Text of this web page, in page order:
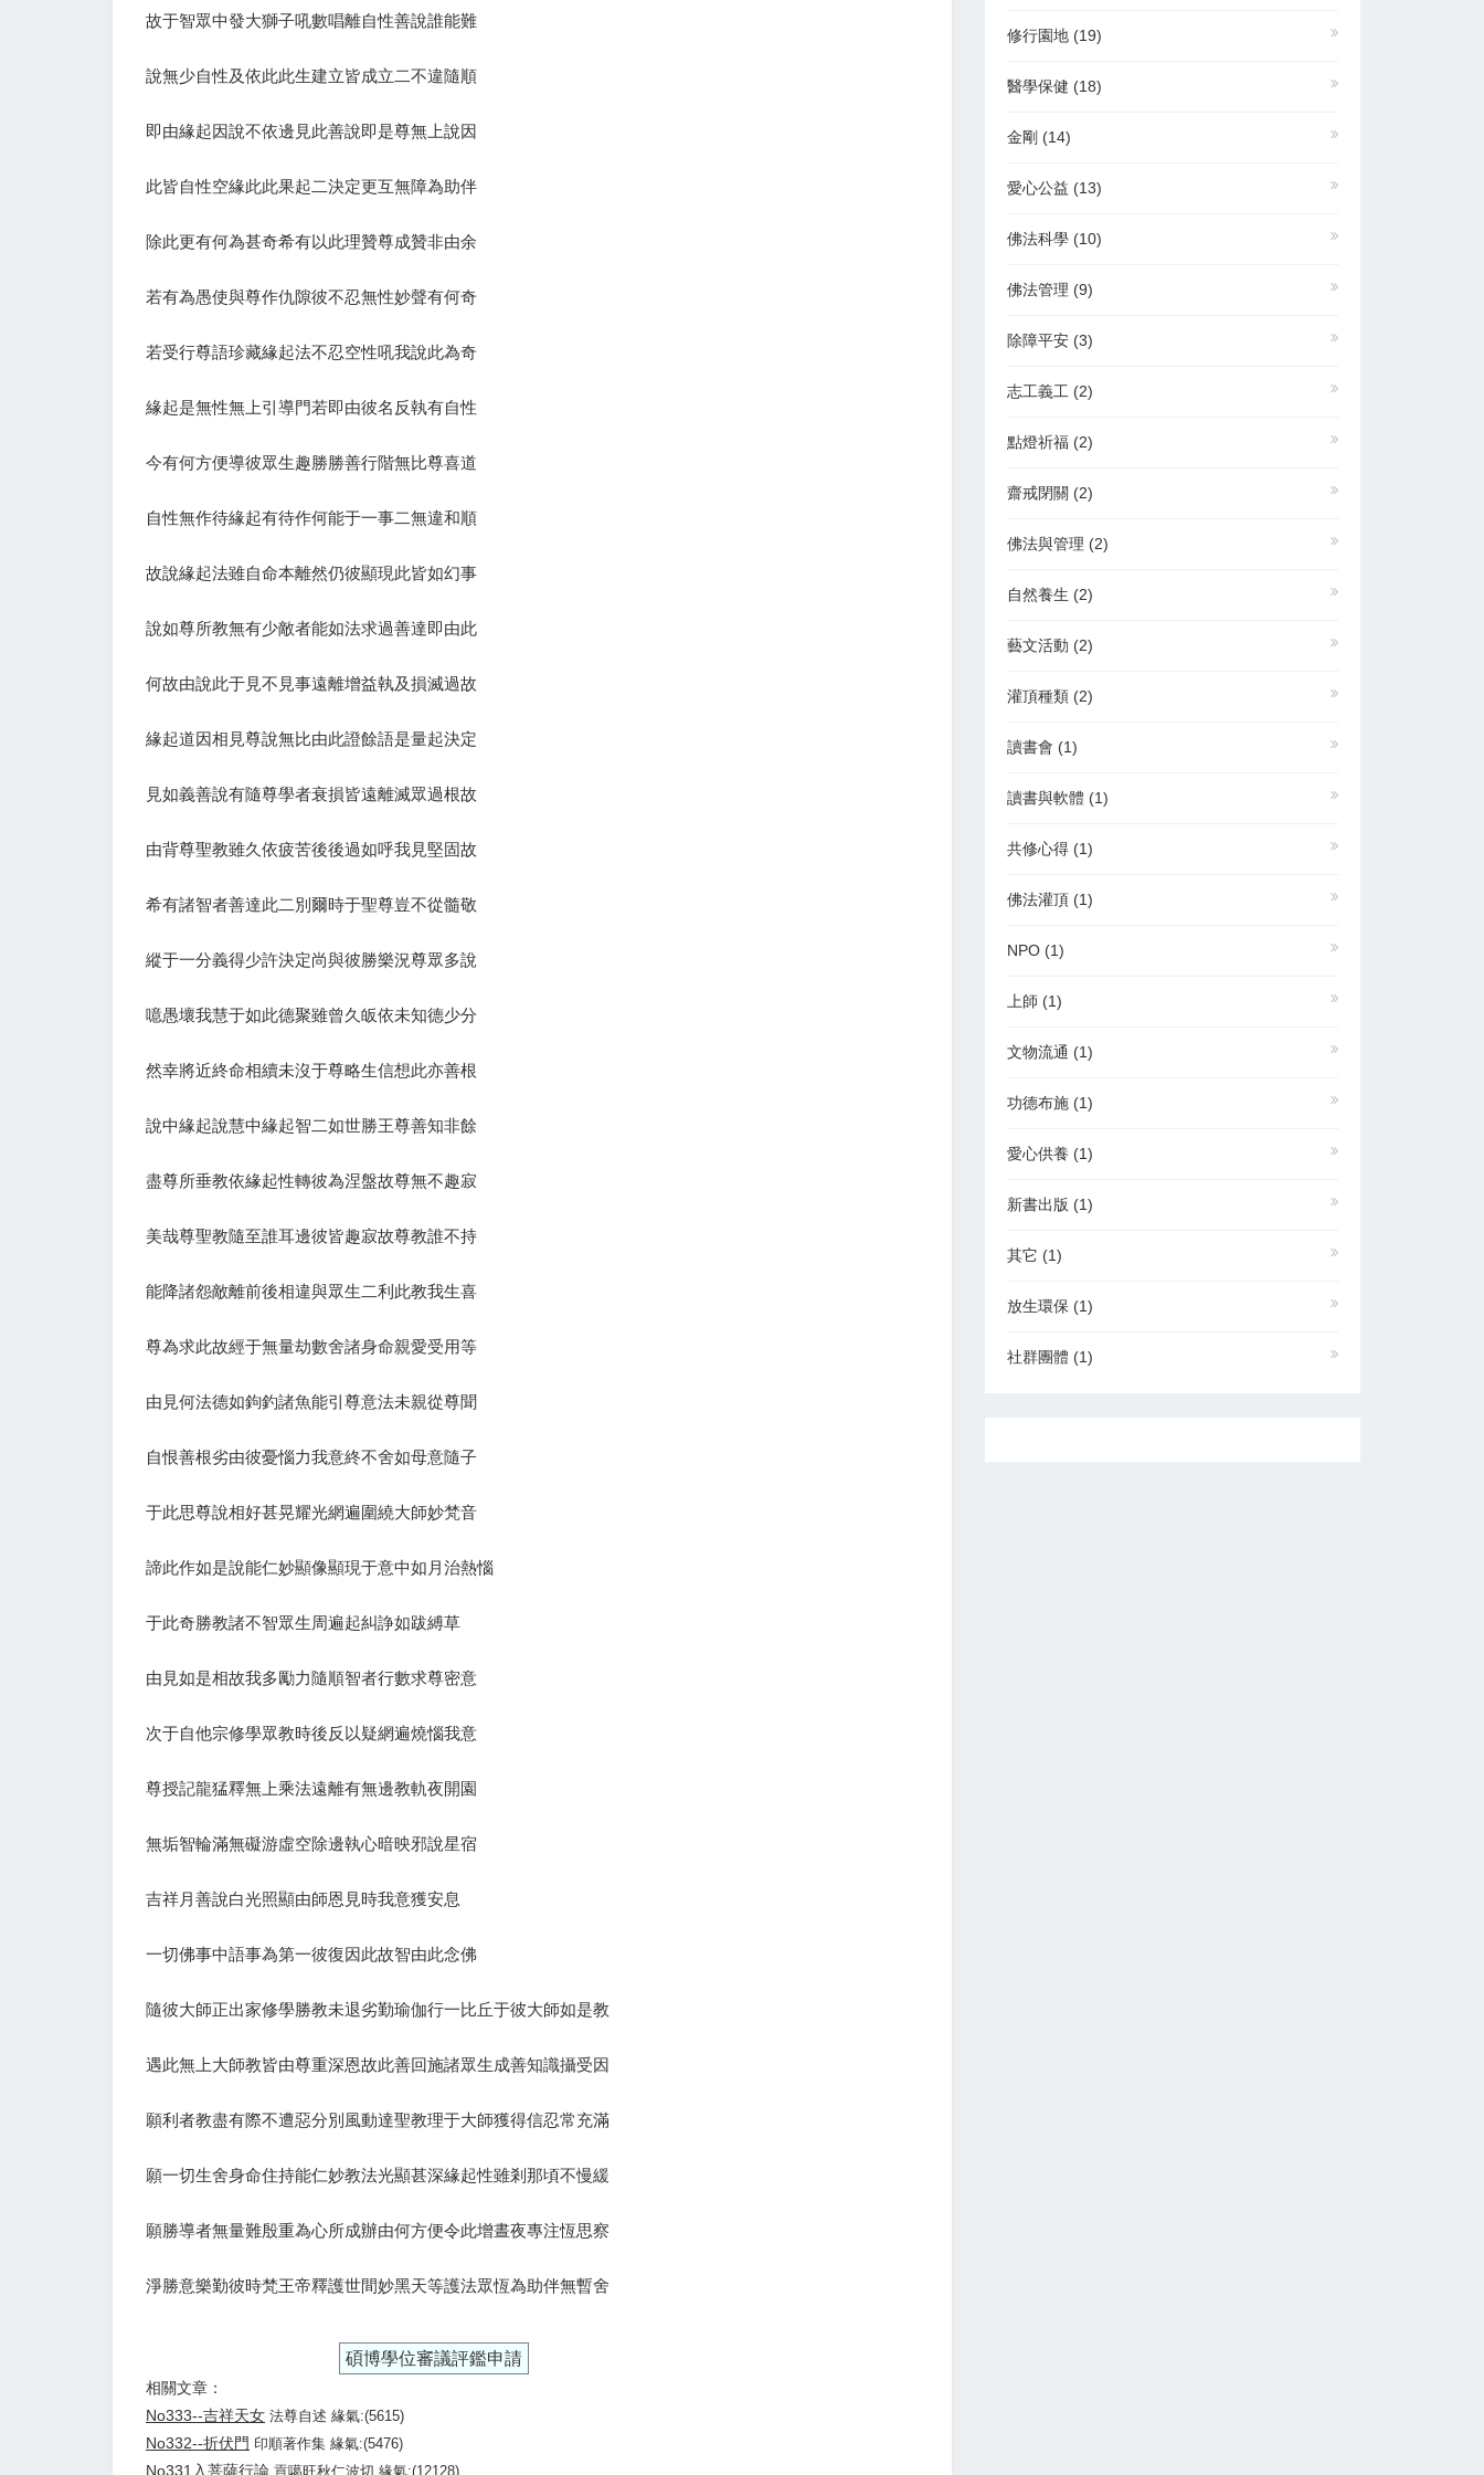
故于智眾中發大獅子吼數唱離自性善說誰能難
說無少自性及依此此生建立皆成立二不違隨順
即由緣起因說不依邊見此善說即是尊無上說因
此皆自性空緣此此果起二決定更互無障為助伴
除此更有何為甚奇希有以此理贊尊成贊非由余
若有為愚使與尊作仇隙彼不忍無性妙聲有何奇
若受行尊語珍藏緣起法不忍空性吼我說此為奇
緣起是無性無上引導門若即由彼名反執有自性
今有何方便導彼眾生趣勝勝善行階無比尊喜道
自性無作待緣起有待作何能于一事二無違和順
故說緣起法雖自命本離然仍彼顯現此皆如幻事
說如尊所教無有少敵者能如法求過善達即由此
何故由說此于見不見事遠離增益執及損滅過故
緣起道因相見尊說無比由此證餘語是量起決定
見如義善說有隨尊學者衰損皆遠離滅眾過根故
由背尊聖教雖久依疲苦後後過如呼我見堅固故
希有諸智者善達此二別爾時于聖尊豈不從髓敬
縱于一分義得少許決定尚與彼勝樂況尊眾多說
噫愚壞我慧于如此德聚雖曾久皈依未知德少分
然幸將近終命相續未沒于尊略生信想此亦善根
說中緣起說慧中緣起智二如世勝王尊善知非餘
盡尊所垂教依緣起性轉彼為涅盤故尊無不趣寂
美哉尊聖教隨至誰耳邊彼皆趣寂故尊教誰不持
能降諸怨敵離前後相違與眾生二利此教我生喜
尊為求此故經于無量劫數舍諸身命親愛受用等
由見何法德如鉤釣諸魚能引尊意法未親從尊聞
自恨善根劣由彼憂惱力我意終不舍如母意隨子
于此思尊說相好甚晃耀光網遍圍繞大師妙梵音
諦此作如是說能仁妙顯像顯現于意中如月治熱惱
于此奇勝教諸不智眾生周遍起糾諍如跋縛草
由見如是相故我多勵力隨順智者行數求尊密意
次于自他宗修學眾教時後反以疑網遍燒惱我意
尊授記龍猛釋無上乘法遠離有無邊教軌夜開園
無垢智輪滿無礙游虛空除邊執心暗映邪說星宿
吉祥月善說白光照顯由師恩見時我意獲安息
一切佛事中語事為第一彼復因此故智由此念佛
隨彼大師正出家修學勝教未退劣勤瑜伽行一比丘于彼大師如是教
遇此無上大師教皆由尊重深恩故此善回施諸眾生成善知識攝受因
願利者教盡有際不遭惡分別風動達聖教理于大師獲得信忍常充滿
願一切生舍身命住持能仁妙教法光顯甚深緣起性雖剎那頃不慢緩
願勝導者無量難殷重為心所成辦由何方便令此增晝夜專注恆思察
淨勝意樂勤彼時梵王帝釋護世間妙黑天等護法眾恆為助伴無暫舍
碩博學位審議評鑑申請
相關文章：
No333--吉祥天女 法尊自述 緣氣:(5615)
No332--折伏門 印順著作集 緣氣:(5476)
No331入菩薩行論 貢噶旺秋仁波切 緣氣:(12128)
修行園地 (19)
醫學保健 (18)
金剛 (14)
愛心公益 (13)
佛法科學 (10)
佛法管理 (9)
除障平安 (3)
志工義工 (2)
點燈祈福 (2)
齋戒閉關 (2)
佛法與管理 (2)
自然養生 (2)
藝文活動 (2)
灌頂種類 (2)
讀書會 (1)
讀書與軟體 (1)
共修心得 (1)
佛法灌頂 (1)
NPO (1)
上師 (1)
文物流通 (1)
功德布施 (1)
愛心供養 (1)
新書出版 (1)
其它 (1)
放生環保 (1)
社群團體 (1)